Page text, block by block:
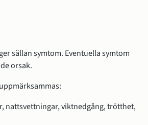
sällan symtom. Eventuella symtom
orsak.
nattsvettningar, viktnedgång, trötthet,